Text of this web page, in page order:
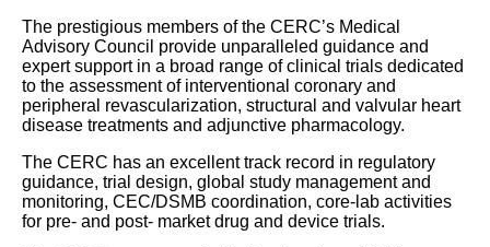
The prestigious members of the CERC’s Medical
Advisory Council provide unparalleled guidance and
expert support in a broad range of clinical trials dedicated
to the assessment of interventional coronary and
peripheral revascularization, structural and valvular heart
disease treatments and adjunctive pharmacology.
The CERC has an excellent track record in regulatory
guidance, trial design, global study management and
monitoring, CEC/DSMB coordination, core-lab activities
for pre- and post- market drug and device trials.